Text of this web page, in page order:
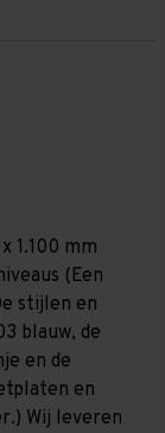
1.100 mm
(Een
stijlen en
blauw, de
en de
en
Wij leveren